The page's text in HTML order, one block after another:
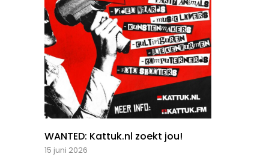
WANTED: Kattuk.nl zoekt jou!
15 juni 2026